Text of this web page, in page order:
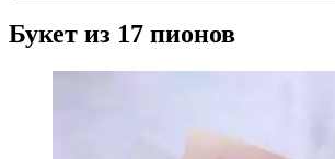
Букет из 17 пионов